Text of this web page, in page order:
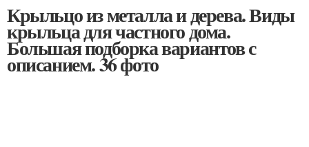
Крыльцо из металла и дерева. Виды
крыльца для частного дома.
Большая подборка вариантов с
описанием. 36 фото